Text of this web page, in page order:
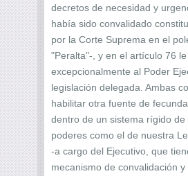
decretos de necesidad y
había sido convalidado
por la Corte Suprema en el
"Peralta"-, y en el artículo 76
excepcionalmente al Poder
legislación delegada. Ambas
habilitar otra fuente de
dentro de un sistema rígido de
poderes como el de nuestra
-a cargo del Ejecutivo, que
mecanismo de convalidación